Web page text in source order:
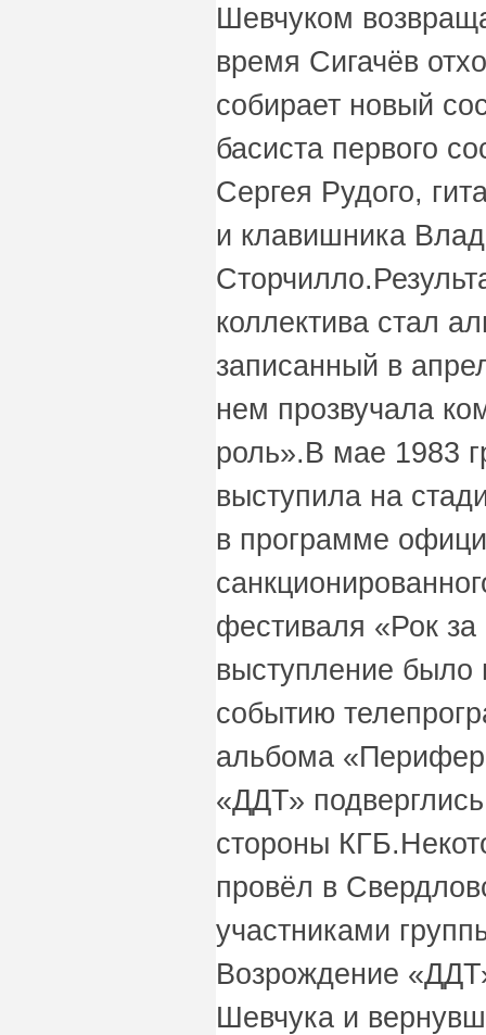
Шевчуком
время Сигачёв
собирает новый
басиста первого
Сергея Рудого,
и клавишника
коллектива стал
записанный в
нем прозвучала
роль».В мае 1983
выступила на
в программе
фестиваля «Рок
выступление было
событию
альбома
«ДДТ»
стороны
провёл в
участниками
Возрождение
Шевчука и